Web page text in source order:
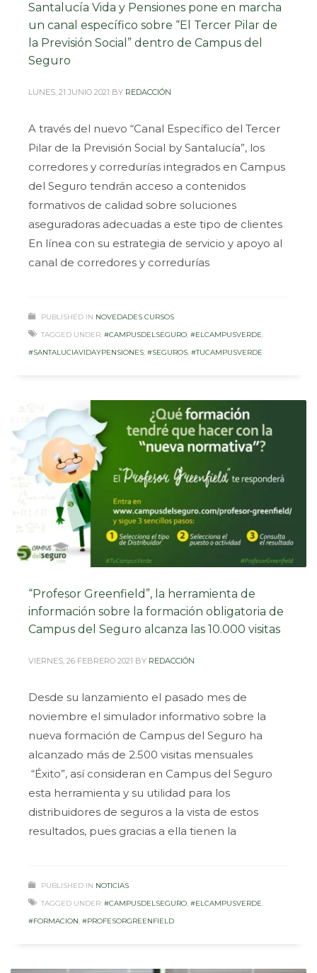
Santalucía Vida y Pensiones pone en marcha
un canal específico sobre “El Tercer Pilar de
la Previsión Social” dentro de Campus del
Seguro
LUNES, 21 JUNIO 2021 BY REDACCIÓN
A través del nuevo “Canal Específico del Tercer
Pilar de la Previsión Social by Santalucía”, los
corredores y corredurías integrados en Campus
del Seguro tendrán acceso a contenidos
formativos de calidad sobre soluciones
aseguradoras adecuadas a este tipo de clientes
En línea con su estrategia de servicio y apoyo al
canal de corredores y corredurías
PUBLISHED IN NOVEDADES CURSOS
TAGGED UNDER: #CAMPUSDELSEGURO, #ELCAMPUSVERDE,
#SANTALUCIAVIDAYPENSIONES, #SEGUROS, #TUCAMPUSVERDE
“Profesor Greenfield”, la herramienta de
información sobre la formación obligatoria de
Campus del Seguro alcanza las 10.000 visitas
VIERNES, 26 FEBRERO 2021 BY REDACCIÓN
Desde su lanzamiento el pasado mes de
noviembre el simulador informativo sobre la
nueva formación de Campus del Seguro ha
alcanzado más de 2.500 visitas mensuales
“Éxito”, así consideran en Campus del Seguro
esta herramienta y su utilidad para los
distribuidores de seguros a la vista de estos
resultados, pues gracias a ella tienen la
PUBLISHED IN NOTICIAS
TAGGED UNDER: #CAMPUSDELSEGURO, #ELCAMPUSVERDE,
#FORMACION, #PROFESORGREENFIELD